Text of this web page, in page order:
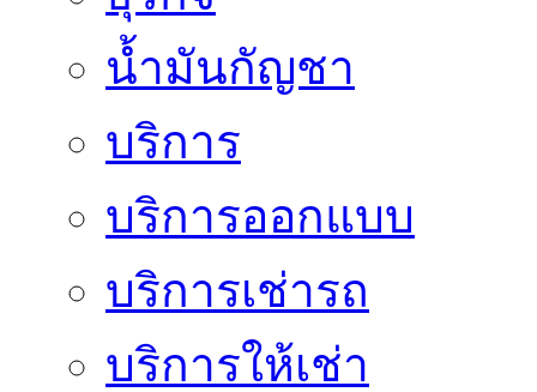
น้ำมันกัญชา
บริการ
บริการออกแบบ
บริการเช่ารถ
บริการให้เช่า